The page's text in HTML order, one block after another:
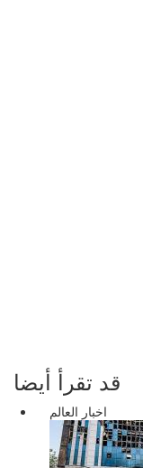
قد تقرأ أيضا
اخبار العالم